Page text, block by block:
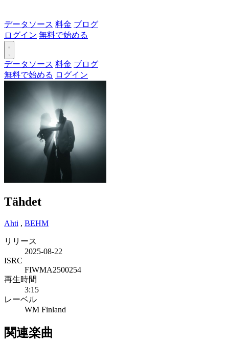
データソース 料金 ブログ
ログイン 無料で始める
データソース 料金 ブログ
無料で始める ログイン
Tähdet
Ahti , BEHM
リリース
2025-08-22
ISRC
FIWMA2500254
再生時間
3:15
レーベル
WM Finland
関連楽曲